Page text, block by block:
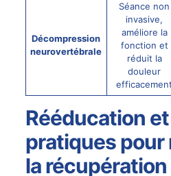
Décompression
neurovertébrale
Séance non
invasive,
améliore la
fonction et
réduit la
douleur
efficacement
Rééducation
pratiques pour
la récupération